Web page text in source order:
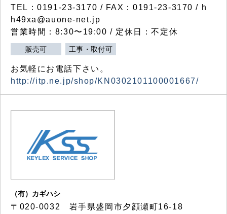
TEL：0191-23-3170 / FAX：0191-23-3170 / h
h49xa@auone-net.jp
営業時間：8:30〜19:00 / 定休日：不定休
販売可 工事・取付可
お気軽にお電話下さい。
http://itp.ne.jp/shop/KN0302101100001667/
（有）カギハシ
〒020-0032 岩手県盛岡市夕顔瀬町16-18